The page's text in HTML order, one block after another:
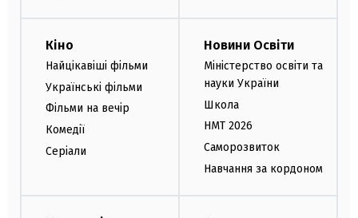
Кіно
Найцікавіші фільми
Українські фільми
Фільми на вечір
Комедії
Серіали
Новини Освіти
Міністерство освіти та
науки України
Школа
НМТ 2026
Саморозвиток
Навчання за кордоном